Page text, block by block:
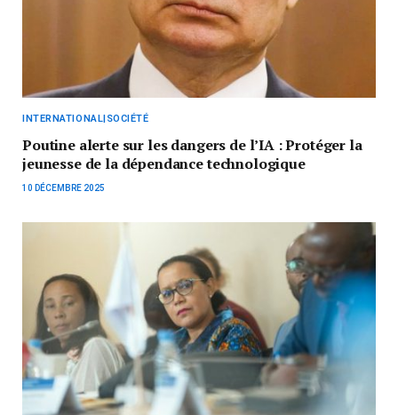
INTERNATIONAL|SOCIÉTÉ
Poutine alerte sur les dangers de l’IA : Protéger la
jeunesse de la dépendance technologique
10 DÉCEMBRE 2025